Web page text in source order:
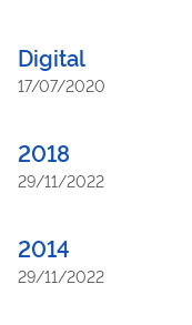
Digital
17/07/2020
2018
29/11/2022
2014
29/11/2022